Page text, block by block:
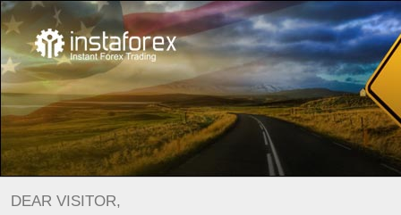
Page d’accueil Pour les traders
Conditions de trading
Plateforme de trading
Plateforme de trading
DEAR VISITOR,